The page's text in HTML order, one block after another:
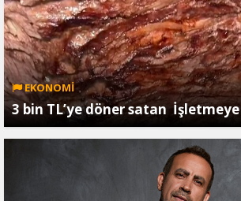
EKONOMİ
3 bin TL’ye döner satan İşletmeye